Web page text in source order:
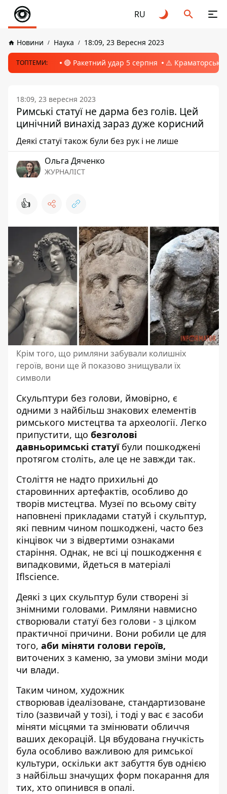
RU
Новини Наука 18:09, 23 Вересня 2023
ТОПТЕМИ: 🔴 Ракетний удар 5 серпня ⚠️ Краматорськ,
18:09, 23 вересня 2023
Римські статуї не дарма без голів. Цей
цинічний винахід зараз дуже корисний
Деякі статуї також були без рук і не лише
Ольга Дяченко
ЖУРНАЛІСТ
👍
Крім того, що римляни забували колишніх
героїв, вони ще й показово знищували їх
символи
Скульптури без голови, ймовірно, є
одними з найбільш знакових елементів
римського мистецтва та археології. Легко
припустити, що безголові
давньоримські статуїбули пошкоджені
протягом століть, але це не завжди так.
Століття не надто прихильні до
старовинних артефактів, особливо до
творів мистецтва. Музеї по всьому світу
наповнені прикладами статуй і скульптур,
які певним чином пошкоджені, часто без
кінцівок чи з відвертими ознаками
старіння. Однак, не всі ці пошкодження є
випадковими, йдеться в матеріалі
Iflscience.
Деякі з цих скульптур були створені зі
знімними головами. Римляни навмисно
створювали статуї без голови - з цілком
практичної причини. Вони робили це для
того, аби міняти голови героїв,
виточених з каменю, за умови зміни моди
чи влади.
Таким чином, художник
створював ідеалізоване, стандартизоване
тіло (зазвичай у тозі), і тоді у вас є засоби
міняти місцями та змінювати обличчя
ваших декорацій. Ця вбудована гнучкість
була особливо важливою для римської
культури, оскільки акт забуття був однією
з найбільш значущих форм покарання для
тих, хто опинився в опалі.